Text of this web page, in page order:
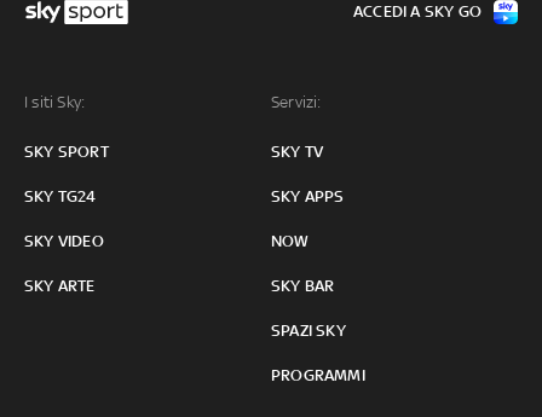
I siti Sky:
SKY SPORT
SKY TG24
SKY VIDEO
SKY ARTE
Servizi:
SKY TV
SKY APPS
NOW
SKY BAR
SPAZI SKY
PROGRAMMI
ACCEDI A SKY GO